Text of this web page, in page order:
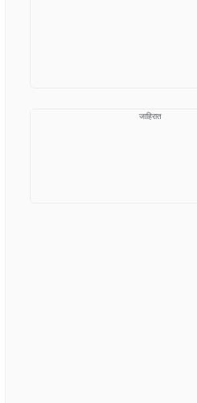
जाहिरात